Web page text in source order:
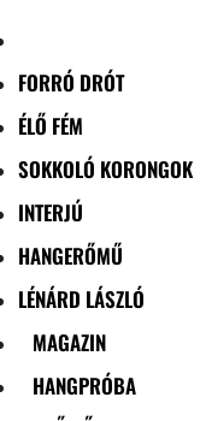
FORRÓ DRÓT
ÉLŐ FÉM
SOKKOLÓ KORONGOK
INTERJÚ
HANGERŐMŰ
LÉNÁRD LÁSZLÓ
MAGAZIN
HANGPRÓBA